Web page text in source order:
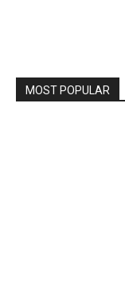
MOST POPULAR